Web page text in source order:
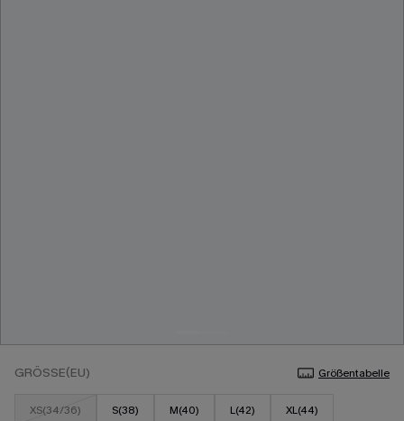
GRÖSSE(EU) Größentabelle
XS(34/36) S(38) M(40) L(42) XL(44)